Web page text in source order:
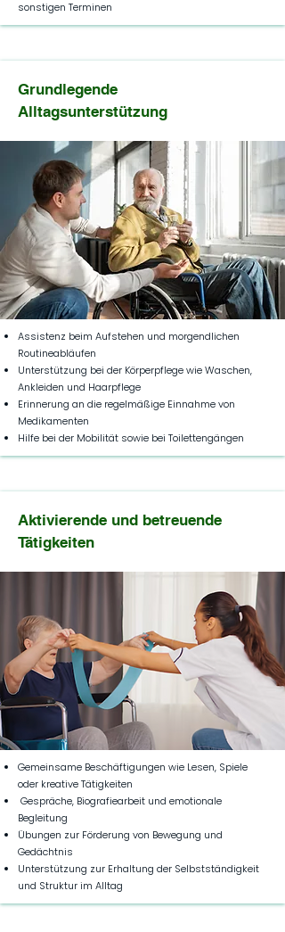
sonstigen Terminen
Grundlegende
Alltagsunterstützung
Assistenz beim Aufstehen und morgendlichen
Routineabläufen
Unterstützung bei der Körperpflege wie Waschen,
Ankleiden und Haarpflege
Erinnerung an die regelmäßige Einnahme von
Medikamenten
Hilfe bei der Mobilität sowie bei Toilettengängen
Aktivierende und betreuende
Tätigkeiten
Gemeinsame Beschäftigungen wie Lesen, Spiele
oder kreative Tätigkeiten
Gespräche, Biografiearbeit und emotionale
Begleitung
Übungen zur Förderung von Bewegung und
Gedächtnis
Unterstützung zur Erhaltung der Selbstständigkeit
und Struktur im Alltag